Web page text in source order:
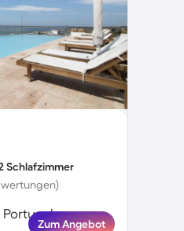
Schlafzimmer
Portugal
Zum Angebot